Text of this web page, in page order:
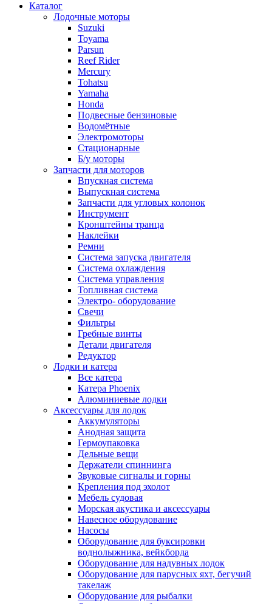
Каталог
Лодочные моторы
Suzuki
Toyama
Parsun
Reef Rider
Mercury
Tohatsu
Yamaha
Honda
Подвесные бензиновые
Водомётные
Электромоторы
Стационарные
Б/у моторы
Запчасти для моторов
Впускная система
Выпускная система
Запчасти для угловых колонок
Инструмент
Кронштейны транца
Наклейки
Ремни
Система запуска двигателя
Система охлаждения
Система управления
Топливная система
Электро- оборудование
Свечи
Фильтры
Гребные винты
Детали двигателя
Редуктор
Лодки и катера
Все катера
Катера Phoenix
Алюминиевые лодки
Аксессуары для лодок
Аккумуляторы
Анодная защита
Гермоупаковка
Дельные вещи
Держатели спиннинга
Звуковые сигналы и горны
Крепления под эхолот
Мебель судовая
Морская акустика и аксессуары
Навесное оборудование
Насосы
Оборудование для буксировки
воднолыжника, вейкборда
Оборудование для надувных лодок
Оборудование для парусных яхт, бегучий
такелаж
Оборудование для рыбалки